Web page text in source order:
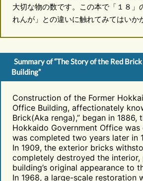
大切な物の数です。この本で「１８」
れんが」との違いに触れてみてはいか
Summary of “The Story of the Red
Building”
Construction of the Former
Office Building, affectionately
Brick(Aka renga),” began in 1886,
Hokkaido Government Office was
was completed two years later in
In 1909, the exterior bricks
completely destroyed the interior,
building’s original appearance to
In 1968, a large-scale restoration